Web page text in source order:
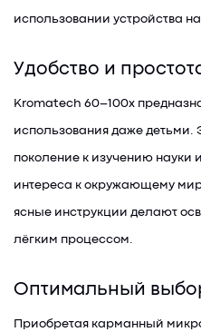
использовании устройства
Удобство и
Kromatech 60–100x
использования даже детьми.
поколение к изучению науки
интереса к окружающему
ясные инструкции делают
лёгким процессом.
Оптимальный
Приобретая карманный